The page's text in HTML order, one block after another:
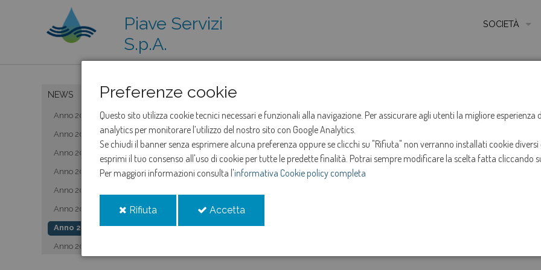
Preferenze cookie
Questo sito utilizza cookie tecnici necessari e funzionali alla navigazione. Per assicurare agli utenti la migliore
analytics per monitorare l’utilizzo del nostro sito con Google Analytics.
Se chiudi il banner senza esprimere alcuna preferenza oppure se clicchi su "Rifiuta" non verranno installati cookie
esprimi il tuo consenso all'uso di cookie per tutte le predette finalità. Potrai sempre modificare la scelta fatta cliccando
Per maggiori informazioni consulta l'informativa Cookie policy completa
Rifiuta Accetta
Piave Servizi
S.p.A.
SOCIETÀ
MISSIONE
MODELLO DI
NEWS
Anno 2019
Anno 2020
Anno 2021
Anno 2022
Anno 2023
Anno 2024
Anno 2025
Anno 2026
Sospensione
Chiarano